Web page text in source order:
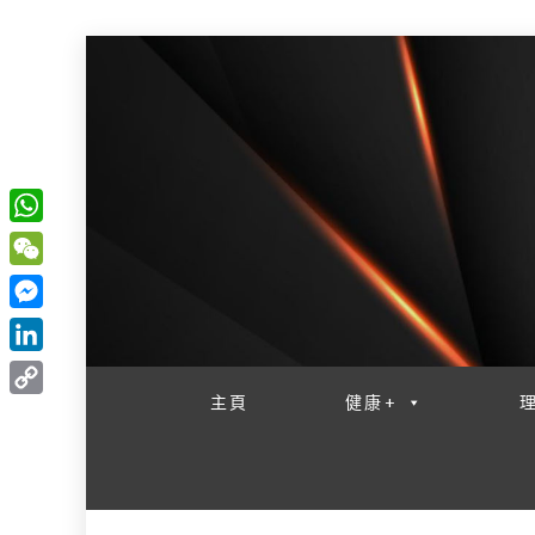
主頁 健康+
W
h
a
t
s
W
e
C
h
M
e
s
L
i